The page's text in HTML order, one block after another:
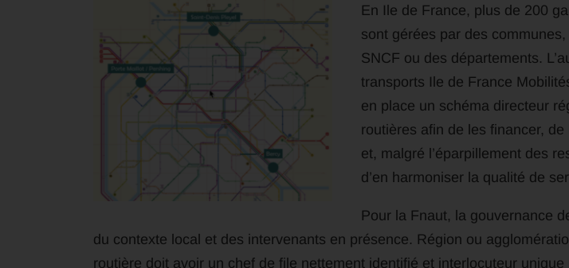
En Ile de France, plus de 200
sont gérées par des communes,
SNCF ou des départements.
transports Ile de France
en place un schéma directeur
routières afin de les financer,
et, malgré l’éparpillement des
d’en harmoniser la qualité de
Pour la Fnaut, la gouvernance
du contexte local et des intervenants en présence. Région ou
routière doit avoir un chef de file nettement identifié et interlocuteur unique